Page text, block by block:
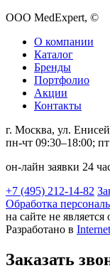
ООО MedExpert, ©
О компании
Каталог
Бренды
Портфолио
Акции
Контакты
г. Москва, ул.
пн-чт 09:30–18:00;
он-лайн заявки 24
+7 (495) 212-14-82
Обработка
на сайте не
Разработано в
Заказать